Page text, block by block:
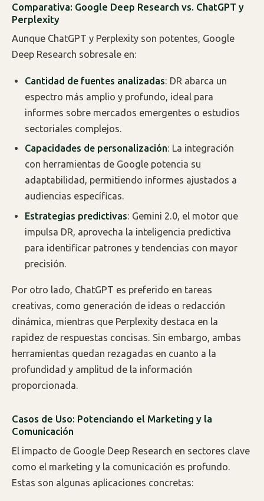
Comparativa: Google Deep Research vs. ChatGPT y
Perplexity
Aunque ChatGPT y Perplexity son potentes, Google
Deep Research sobresale en:
Cantidad de fuentes analizadas: DR abarca un
espectro más amplio y profundo, ideal para
informes sobre mercados emergentes o estudios
sectoriales complejos.
Capacidades de personalización: La integración
con herramientas de Google potencia su
adaptabilidad, permitiendo informes ajustados a
audiencias específicas.
Estrategias predictivas: Gemini 2.0, el motor que
impulsa DR, aprovecha la inteligencia predictiva
para identificar patrones y tendencias con mayor
precisión.
Por otro lado, ChatGPT es preferido en tareas
creativas, como generación de ideas o redacción
dinámica, mientras que Perplexity destaca en la
rapidez de respuestas concisas. Sin embargo, ambas
herramientas quedan rezagadas en cuanto a la
profundidad y amplitud de la información
proporcionada.
Casos de Uso: Potenciando el Marketing y la
Comunicación
El impacto de Google Deep Research en sectores clave
como el marketing y la comunicación es profundo.
Estas son algunas aplicaciones concretas: